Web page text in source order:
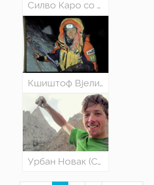
Силво Каро со презентацијата: „40 ГОДИНИ АЛПИНИЗАМ“
Кшиштоф Вјелицки со Презентација на „МОЈ ИЗБОР“
Урбан Новак (Словенија) - К7: КОЛКУ ШТО МОЖЕТЕ ДА ЗАМИСЛИТЕ